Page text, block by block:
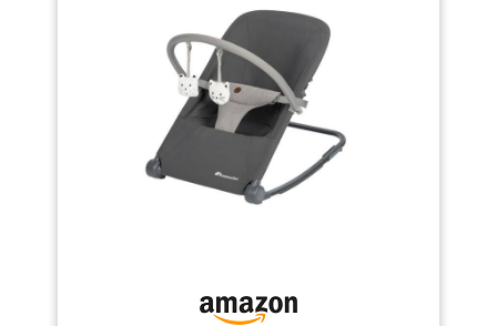
avec ses 2 grandes anses
PRATIQUE : l'assise est
complètement déhoussable et
lavable en machine